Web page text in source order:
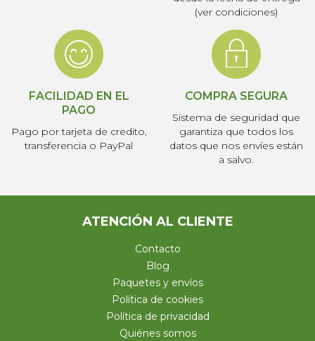
(ver condiciones)
FACILIDAD EN EL
PAGO
Pago por tarjeta de credito,
transferencia o PayPal
COMPRA SEGURA
Sistema de seguridad que
garantiza que todos los
datos que nos envíes están
a salvo.
ATENCIÓN AL CLIENTE
Contacto
Blog
Paquetes y envíos
Política de cookies
Política de privacidad
Quiénes somos